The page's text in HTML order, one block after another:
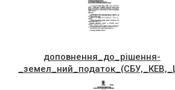
доповнення_до_рiшення-